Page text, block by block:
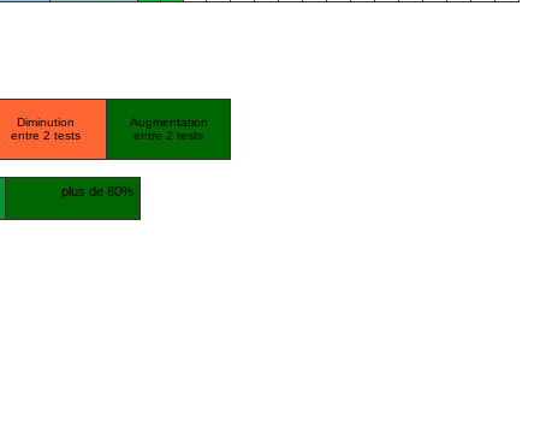
Diminution
entre 2 tests
Augmentation
entre 2 tests
plus de 80%